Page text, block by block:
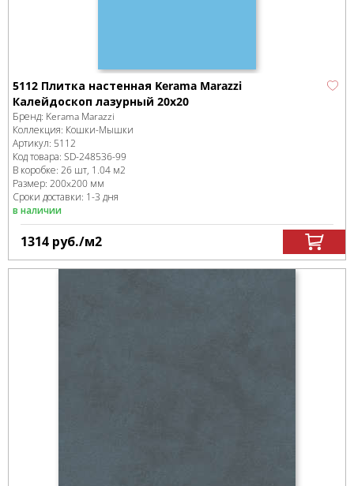
5112 Плитка настенная Kerama Marazzi
Калейдоскоп лазурный 20x20
Бренд: Kerama Marazzi
Коллекция: Кошки-Мышки
Артикул: 5112
Код товара: SD-248536-99
В коробке: 26 шт, 1.04 м2
Размер: 200x200 мм
Сроки доставки: 1-3 дня
в наличии
1314 руб./м2